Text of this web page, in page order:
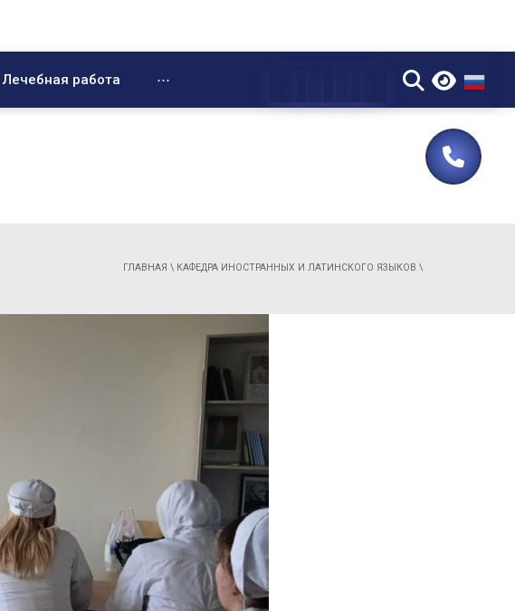
Лечебная работа ⋯ ▼
ГЛАВНАЯ \ КАФЕДРА ИНОСТРАННЫХ И ЛАТИНСКОГО ЯЗЫКОВ \